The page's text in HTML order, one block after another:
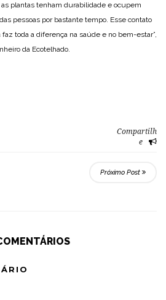
plantas tenham durabilidade e ocupem
pessoas por bastante tempo. Esse contato
toda a diferença na saúde e no bem-estar”,
da Ecotelhado.
Compartilh
e
Próximo Post